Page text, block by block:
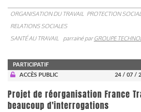
ORGANISATION DU TRAVAIL PROTECTION
RELATIONS SOCIALES
SANTÉ AU TRAVAIL
parrainé parGROUPE
PARTICIPATIF
ACCÈS PUBLIC
24 / 07 /
Projet de réorganisation France
beaucoup d'interrogations